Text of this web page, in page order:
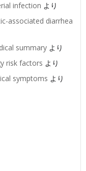
infection より
associated diarrhea
summary より
risk factors より
symptoms より